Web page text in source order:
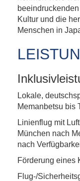
Kultur und die
Menschen in
Lokale,
Memanbetsu bis
Linienflug mit
München nach
nach
Förderung eines
Flug-/